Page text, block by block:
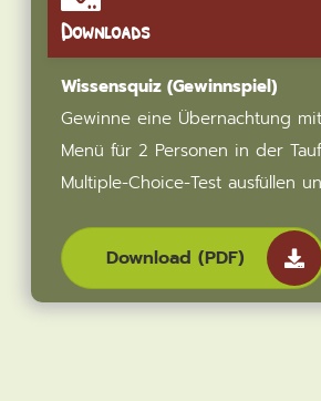
Downloads
Wissensquiz (Gewinnspiel)
Gewinne eine Übernachtung
Menü für 2 Personen in der
Multiple-Choice-Test ausfüllen
Download (PDF)